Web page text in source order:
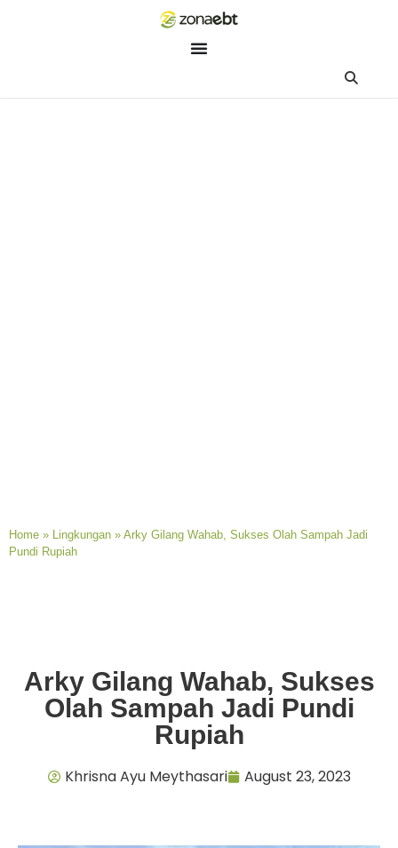
Home » Lingkungan » Arky Gilang Wahab, Sukses Olah Sampah Jadi
Pundi Rupiah
Arky Gilang Wahab, Sukses
Olah Sampah Jadi Pundi
Rupiah
Khrisna Ayu Meythasari August 23, 2023